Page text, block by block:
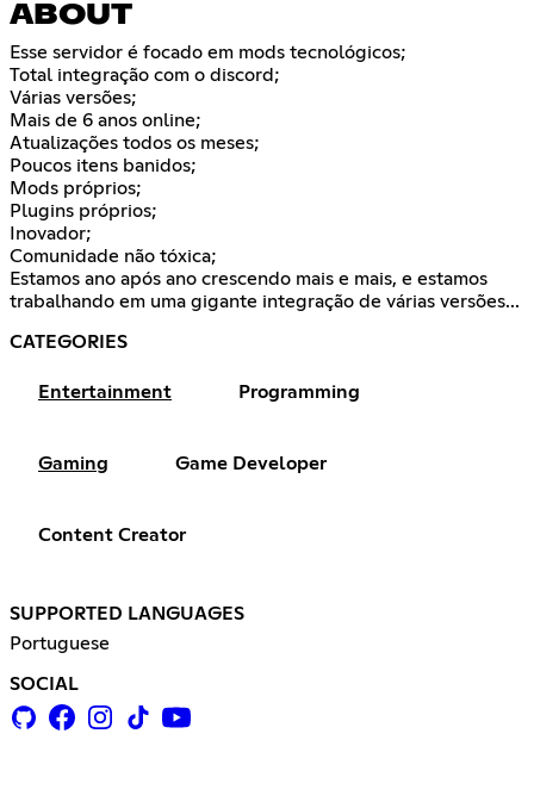
ABOUT
Esse servidor é focado em mods tecnológicos;
Total integração com o discord;
Várias versões;
Mais de 6 anos online;
Atualizações todos os meses;
Poucos itens banidos;
Mods próprios;
Plugins próprios;
Inovador;
Comunidade não tóxica;
Estamos ano após ano crescendo mais e mais, e estamos
trabalhando em uma gigante integração de várias versões...
CATEGORIES
Entertainment Programming
Gaming Game Developer
Content Creator
SUPPORTED LANGUAGES
Portuguese
SOCIAL